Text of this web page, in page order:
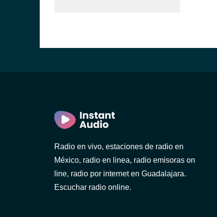
Radio en vivo, estaciones de radio en
México, radio en linea, radio emisoras on
line, radio por internet en Guadalajara.
Escuchar radio online.